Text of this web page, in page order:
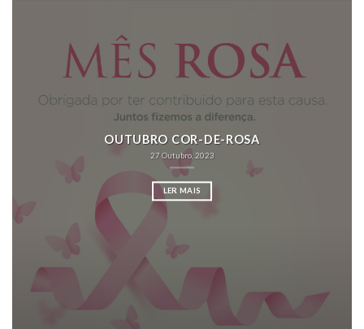
OUTUBRO COR-DE-ROSA
27 Outubro, 2023
LER MAIS